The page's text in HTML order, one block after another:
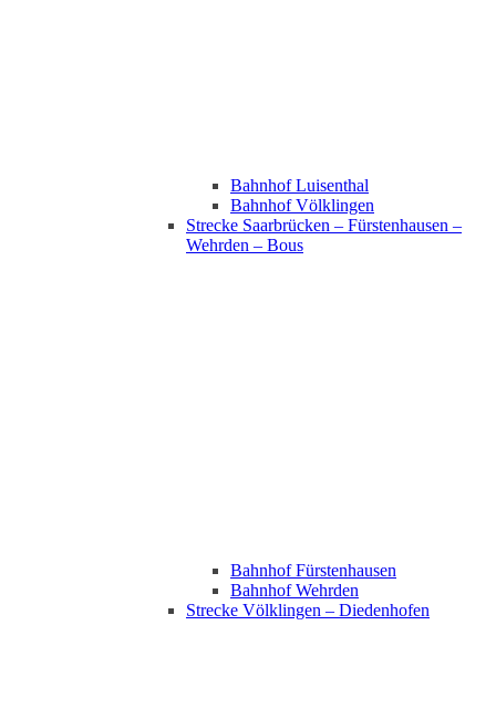
Bahnhof Luisenthal
Bahnhof Völklingen
Strecke Saarbrücken – Fürstenhausen –
Wehrden – Bous
Bahnhof Fürstenhausen
Bahnhof Wehrden
Strecke Völklingen – Diedenhofen